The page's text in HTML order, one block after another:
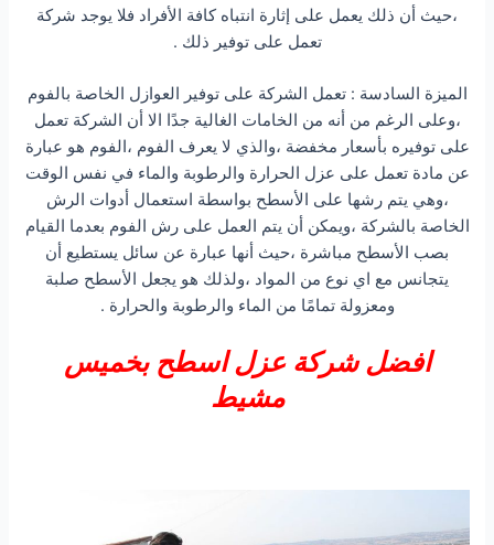
،حيث أن ذلك يعمل على إثارة انتباه كافة الأفراد فلا يوجد شركة
تعمل على توفير ذلك .
الميزة السادسة : تعمل الشركة على توفير العوازل الخاصة بالفوم
،وعلى الرغم من أنه من الخامات الغالية جدًا الا أن الشركة تعمل
على توفيره بأسعار مخفضة ،والذي لا يعرف الفوم ،الفوم هو عبارة
عن مادة تعمل على عزل الحرارة والرطوبة والماء في نفس الوقت
،وهي يتم رشها على الأسطح بواسطة استعمال أدوات الرش
الخاصة بالشركة ،ويمكن أن يتم العمل على رش الفوم بعدما القيام
بصب الأسطح مباشرة ،حيث أنها عبارة عن سائل يستطيع أن
يتجانس مع اي نوع من المواد ،ولذلك هو يجعل الأسطح صلبة
ومعزولة تمامًا من الماء والرطوبة والحرارة .
افضل شركة عزل اسطح بخميس
مشيط